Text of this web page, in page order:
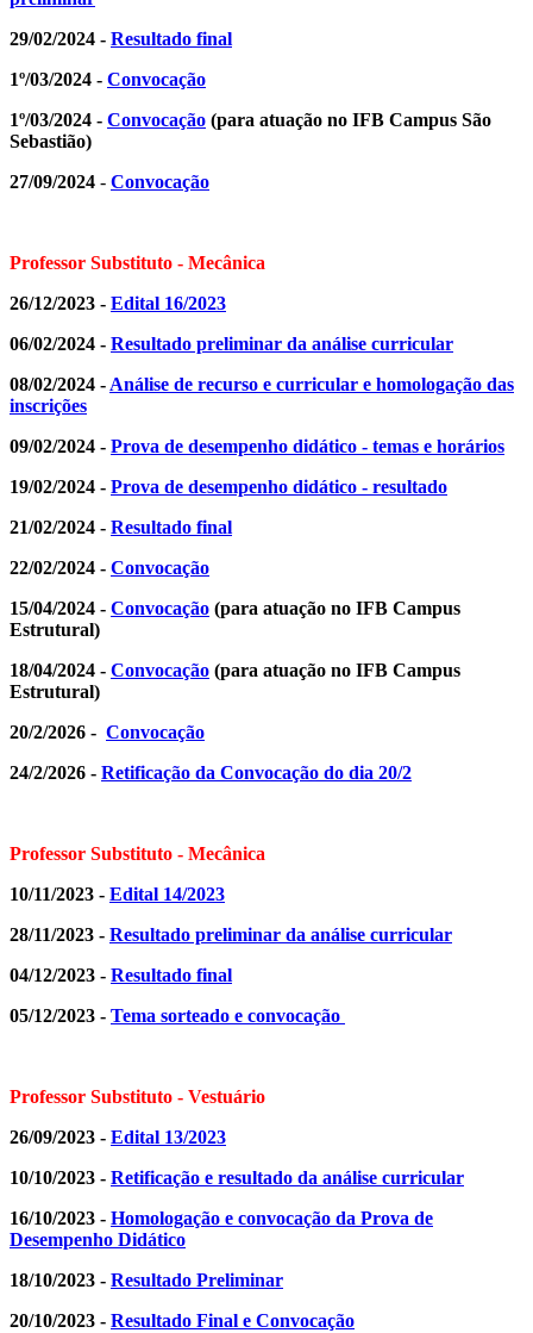
29/02/2024 - Resultado final
1º/03/2024 - Convocação
1º/03/2024 - Convocação (para atuação no IFB Campus São
Sebastião)
27/09/2024 - Convocação
Professor Substituto - Mecânica
26/12/2023 - Edital 16/2023
06/02/2024 - Resultado preliminar da análise curricular
08/02/2024 - Análise de recurso e curricular e homologação das
inscrições
09/02/2024 - Prova de desempenho didático - temas e horários
19/02/2024 - Prova de desempenho didático - resultado
21/02/2024 - Resultado final
22/02/2024 - Convocação
15/04/2024 - Convocação (para atuação no IFB Campus
Estrutural)
18/04/2024 - Convocação (para atuação no IFB Campus
Estrutural)
20/2/2026 - Convocação
24/2/2026 - Retificação da Convocação do dia 20/2
Professor Substituto - Mecânica
10/11/2023 - Edital 14/2023
28/11/2023 - Resultado preliminar da análise curricular
04/12/2023 - Resultado final
05/12/2023 - Tema sorteado e convocação
Professor Substituto - Vestuário
26/09/2023 - Edital 13/2023
10/10/2023 - Retificação e resultado da análise curricular
16/10/2023 - Homologação e convocação da Prova de
Desempenho Didático
18/10/2023 - Resultado Preliminar
20/10/2023 - Resultado Final e Convocação